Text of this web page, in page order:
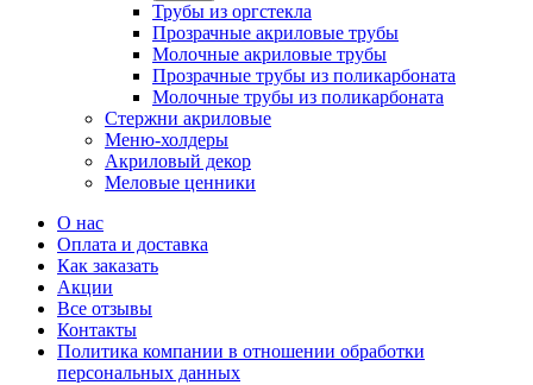
Трубы из оргстекла
Прозрачные акриловые трубы
Молочные акриловые трубы
Прозрачные трубы из поликарбоната
Молочные трубы из поликарбоната
Стержни акриловые
Меню-холдеры
Акриловый декор
Меловые ценники
О нас
Оплата и доставка
Как заказать
Акции
Все отзывы
Контакты​
Политика компании в отношении обработки
персональных данных